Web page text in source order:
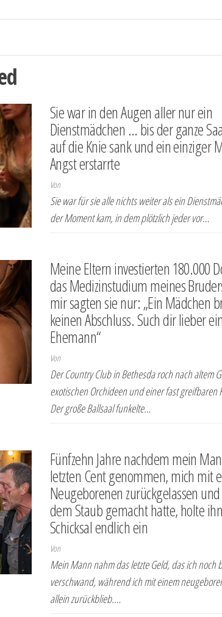
Sie war in den Augen aller nur ein
Dienstmädchen … bis der ganze
auf die Knie sank und ein einziger
Angst erstarrte
Von
Sie war für sie alle nichts weiter als ein
der Moment kam, in dem plötzlich jeder vor…
Meine Eltern investierten 180.000
das Medizinstudium meines
mir sagten sie nur: „Ein Mädchen
keinen Abschluss. Such dir lieber
Ehemann“
Von
Der Country Club in Bethesda roch nach altem
exotischen Orchideen und einer fast greifbaren
Der große Ballsaal funkelte…
Fünfzehn Jahre nachdem mein
letzten Cent genommen, mich mit
Neugeborenen zurückgelassen
dem Staub gemacht hatte, holte
Schicksal endlich ein
Von
Mein Mann nahm das letzte Geld, das ich noch
verschwand, während ich mit einem
allein zurückblieb.…